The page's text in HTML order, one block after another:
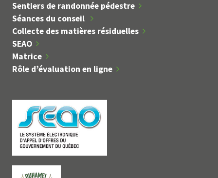
Sentiers de randonnée pédestre
Séances du conseil
Collecte des matières résiduelles
SEAO
Matrice
Rôle d’évaluation en ligne